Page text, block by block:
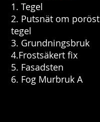
1. Tegel
2. Putsnät om poröst
tegel
3. Grundningsbruk
4.Frostsäkert fix
5. Fasadsten
6. Fog Murbruk A